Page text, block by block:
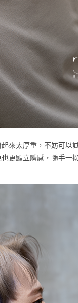
來太厚重，不妨可以
更顯立體感，隨手一